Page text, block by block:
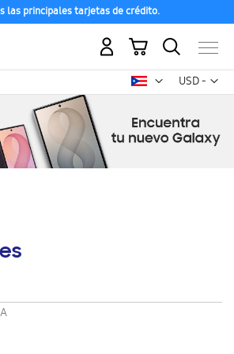
las principales tarjetas de crédito.
USD -
dólar
Mi carrito